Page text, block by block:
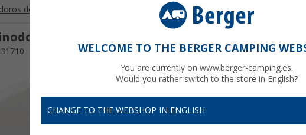
de camping Tapa Bivvy Loo para el inodoro portátil de
portátil de camping
WELCOME TO THE BERGER CAMPING
You are currently on www.berger-camping.es.
Would you rather switch to the store in English?
CHANGE TO THE WEBSHOP IN ENGLISH